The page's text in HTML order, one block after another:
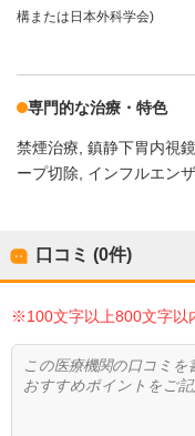
構または日本外科学会)
専門的な治療・特色
禁煙治療 鎮静下胃内視
ープ切除
インフルエン
口コミ (0件)
※100文字以上800文字以